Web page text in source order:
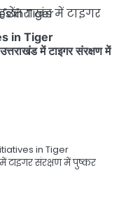
in Tiger
में टाइगर संरक्षण में
in Tiger
टाइगर संरक्षण में पुष्कर